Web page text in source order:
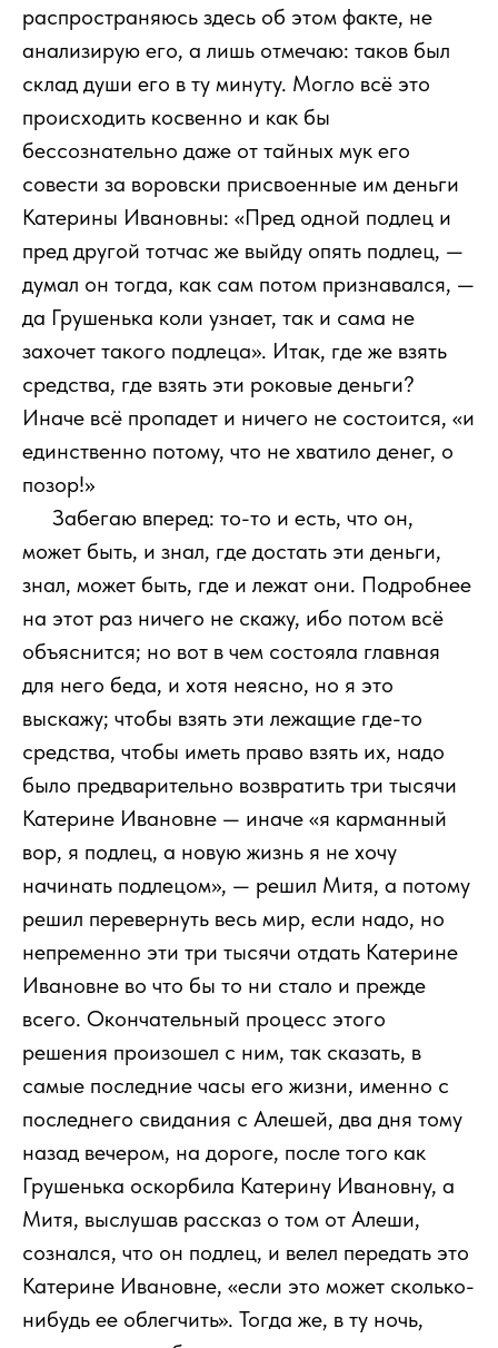
распространяюсь здесь об этом факте, не
анализирую его, а лишь отмечаю: таков был
склад души его в ту минуту. Могло всё это
происходить косвенно и как бы
бессознательно даже от тайных мук его
совести за воровски присвоенные им деньги
Катерины Ивановны: «Пред одной подлец и
пред другой тотчас же выйду опять подлец, —
думал он тогда, как сам потом признавался, —
да Грушенька коли узнает, так и сама не
захочет такого подлеца». Итак, где же взять
средства, где взять эти роковые деньги?
Иначе всё пропадет и ничего не состоится, «и
единственно потому, что не хватило денег, о
позор!»
Забегаю вперед: то-то и есть, что он,
может быть, и знал, где достать эти деньги,
знал, может быть, где и лежат они. Подробнее
на этот раз ничего не скажу, ибо потом всё
объяснится; но вот в чем состояла главная
для него беда, и хотя неясно, но я это
выскажу; чтобы взять эти лежащие где-то
средства, чтобы иметь право взять их, надо
было предварительно возвратить три тысячи
Катерине Ивановне — иначе «я карманный
вор, я подлец, а новую жизнь я не хочу
начинать подлецом», — решил Митя, а потому
решил перевернуть весь мир, если надо, но
непременно эти три тысячи отдать Катерине
Ивановне во что бы то ни стало и прежде
всего. Окончательный процесс этого
решения произошел с ним, так сказать, в
самые последние часы его жизни, именно с
последнего свидания с Алешей, два дня тому
назад вечером, на дороге, после того как
Грушенька оскорбила Катерину Ивановну, а
Митя, выслушав рассказ о том от Алеши,
сознался, что он подлец, и велел передать это
Катерине Ивановне, «если это может сколько-
нибудь ее облегчить». Тогда же, в ту ночь,